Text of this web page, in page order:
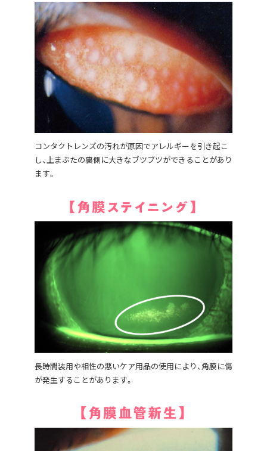
コンタクトレンズの汚れが原因でアレルギーを引き起こ
し、上まぶたの裏側に大きなブツブツができることがあり
ます。
長時間装用や相性の悪いケア用品の使用により、角膜に傷
が発生することがあります。